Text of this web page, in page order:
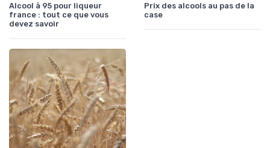
Alcool à 95 pour liqueur
france : tout ce que vous
devez savoir
Prix des alcools au pas de la
case